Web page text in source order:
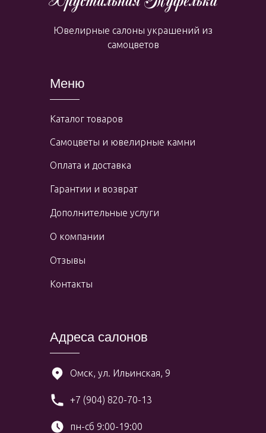
Меню
Каталог товаров
Самоцветы и ювелирные камни
Оплата и доставка
Адреса салонов
+7 (904) 820-70-13
пн-сб 9:00-19:00
Омск, ул. Ильинская, 9
Ювелирные салоны украшений из
самоцветов
Гарантии и возврат
Дополнительные услуги
О компании
Отзывы
Контакты